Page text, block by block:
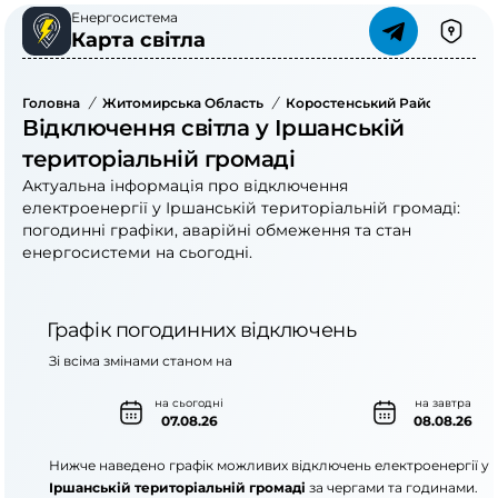
Енергосистема
Карта світла
Головна / Житомирська Область / Коростенський Район
Відключення світла у Іршанській
територіальній громаді
Актуальна інформація про відключення
електроенергії у Іршанській територіальній громаді:
погодинні графіки, аварійні обмеження та стан
енергосистеми на сьогодні.
Графік погодинних відключень
на сьогодні
07.08.26
на завтра
08.08.26
Зі всіма змінами станом на
Нижче наведено графік можливих відключень електроенергії у
Іршанській територіальній громаді за чергами та годинами.